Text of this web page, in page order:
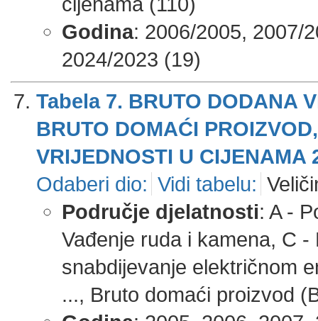
Godina: 2006/2005, 2007/
2024/2023 (19)
Tabela 7. BRUTO DODANA
BRUTO DOMAĆI
VRIJEDNOSTI U CIJENAMA
Odaberi dio: Vidi tabelu:
Područje djelatnosti: A -
Vađenje ruda i kamena, C
snabdijevanje električnom
..., Bruto domaći proizvod